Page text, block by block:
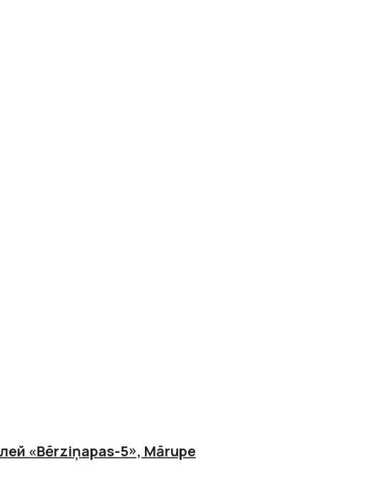
«Bērziņapas-5», Mārupe